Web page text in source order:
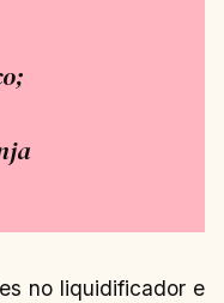
no liquidificador e